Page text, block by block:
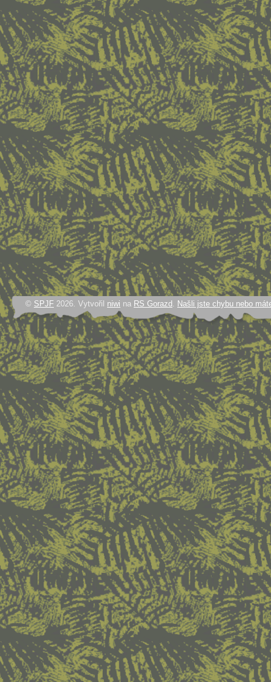
© SPJF 2026. Vytvořil niwi na RS Gorazd Našli jste chybu nebo